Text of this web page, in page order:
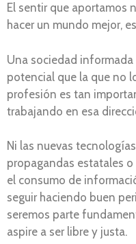
El sentir que aportamos
hacer un mundo mejor,
Una sociedad
potencial que la que no
profesión es tan
trabajando en esa
Ni las nuevas
propagandas estatales
el consumo de
seguir haciendo buen
seremos parte
aspire a ser libre y justa.